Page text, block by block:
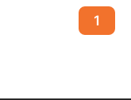
1